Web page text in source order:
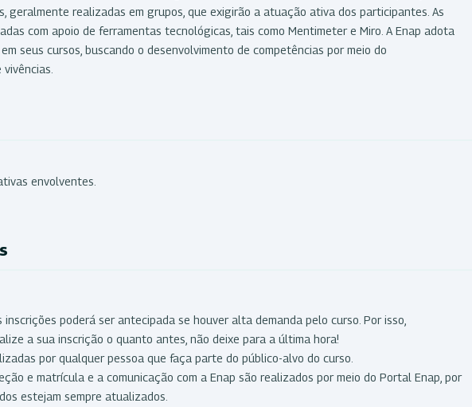
geralmente realizadas em grupos, que exigirão a atuação ativa dos participantes. As
com apoio de ferramentas tecnológicas, tais como Mentimeter e Miro. A Enap adota
seus cursos, buscando o desenvolvimento de competências por meio do
envolventes.
poderá ser antecipada se houver alta demanda pelo curso. Por isso,
a sua inscrição o quanto antes, não deixe para a última hora!
por qualquer pessoa que faça parte do público-alvo do curso.
e matrícula e a comunicação com a Enap são realizados por meio do Portal Enap, por
estejam sempre atualizados.